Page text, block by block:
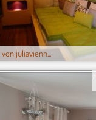
juliavienn...